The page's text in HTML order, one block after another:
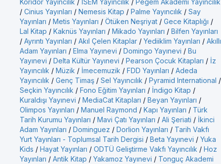
Koridor Yayıncılık / İSEM Yayıncılık / Pegem Akademi Yayıncılık
/ Cinius Yayınları / Nemesis Kitap / Palme Yayıncılık / Say
Yayınları / Metis Yayınları / Ötüken Neşriyat / Gece Kitaplığı /
Lal Kitap / Kaknüs Yayınları / Mikado Yayınları / Bilfen Yayınları
/ Ayrıntı Yayınları / Akıl Çelen Kitaplar / Yediiklim Yayınları / Akıllı
Adam Yayınları / Elma Yayınevi / Domingo Yayınevi / Bu
Yayınevi / Delta Kültür Yayınevi / Pearson Çocuk Kitapları / İz
Yayıncılık / Müzik / İmecemuzik / FDD Yayınları / Adeda
Yayıncılık / Genç Timaş / Sel Yayıncılık / Pyramid International /
Seçkin Yayıncılık / Fono Eğitim Yayınları / İndigo Kitap /
Kuraldışı Yayınevi / MediaCat Kitapları / Beyan Yayınları /
Olimpos Yayınları / Manuel Raymond / Kapı Yayınları / Türk
Tarih Kurumu Yayınları / Mavi Çatı Yayınları / Ali Şeriati / İkinci
Adam Yayınları / Dominguez / Dorlion Yayınları / Tarih Vakfı
Yurt Yayınları - Toplumsal Tarih Dergisi / Beta Yayınevi / Yuka
Kids / Hayat Yayınları / ODTÜ Geliştirme Vakfı Yayıncılık / Hoz
Yayınları / Antik Kitap / Yakamoz Yayınevi / Tonguç Akademi